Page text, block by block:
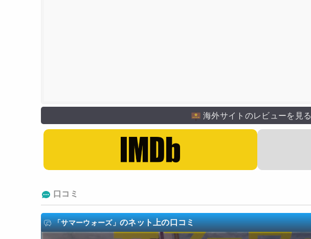
海外サイトのレビューを見る
口コミ
「サマーウォーズ」のネット上の口コミ